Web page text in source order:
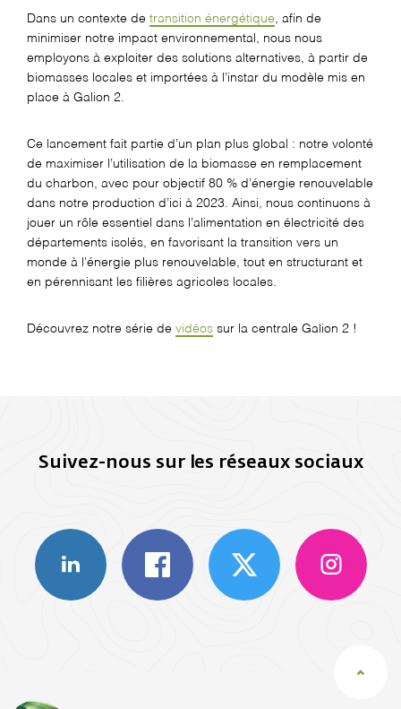
Dans un contexte de transition énergétique, afin de
minimiser notre impact environnemental, nous nous
employons à exploiter des solutions alternatives, à partir de
biomasses locales et importées à l’instar du modèle mis en
place à Galion 2.
Ce lancement fait partie d’un plan plus global : notre volonté
de maximiser l’utilisation de la biomasse en remplacement
du charbon, avec pour objectif 80 % d’énergie renouvelable
dans notre production d’ici à 2023. Ainsi, nous continuons à
jouer un rôle essentiel dans l’alimentation en électricité des
départements isolés, en favorisant la transition vers un
monde à l’énergie plus renouvelable, tout en structurant et
en pérennisant les filières agricoles locales.
Découvrez notre série de vidéos sur la centrale Galion 2 !
Suivez-nous sur les réseaux sociaux